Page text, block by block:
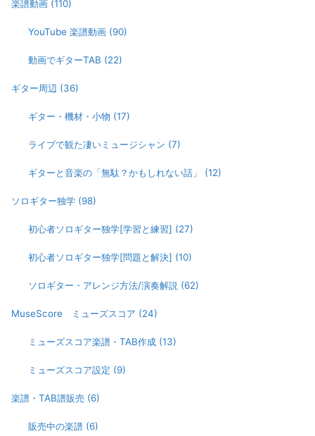
楽譜動画 (110)
YouTube 楽譜動画 (90)
動画でギターTAB (22)
ギター周辺 (36)
ギター・機材・小物 (17)
ライブで観た凄いミュージシャン (7)
ギターと音楽の「無駄？かもしれない話」 (12)
ソロギター独学 (98)
初心者ソロギター独学[学習と練習] (27)
初心者ソロギター独学[問題と解決] (10)
ソロギター・アレンジ方法/演奏解説 (62)
MuseScore ミューズスコア (24)
ミューズスコア楽譜・TAB作成 (13)
ミューズスコア設定 (9)
楽譜・TAB譜販売 (6)
販売中の楽譜 (6)